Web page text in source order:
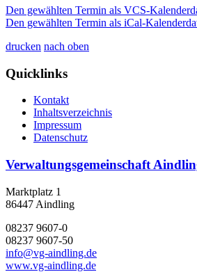
Den gewählten Termin als VCS-
Den gewählten Termin als iCal-
drucken nach oben
Quicklinks
Kontakt
Inhaltsverzeichnis
Impressum
Datenschutz
Verwaltungsgemeinschaft
Marktplatz 1
86447 Aindling
08237 9607-0
08237 9607-50
info@vg-aindling.de
www.vg-aindling.de